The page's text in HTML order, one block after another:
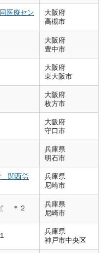
医療セン
大阪府
高槻市
大阪府
豊中市
大阪府
東大阪市
大阪府
枚方市
大阪府
守口市
兵庫県
明石市
関西労
兵庫県
尼崎市
＊２
兵庫県
尼崎市
兵庫県
神戸市中央区